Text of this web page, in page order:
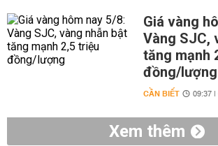
Giá vàng
Vàng SJC,
tăng mạnh
đồng/lượng
CẦN BIẾT 09:37
Xem thêm